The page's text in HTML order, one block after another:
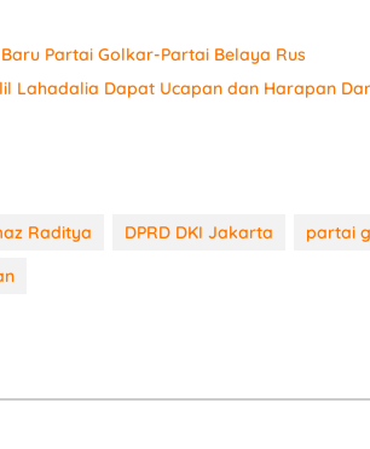
Partai Golkar-Partai Belaya Rus
Lahadalia Dapat Ucapan dan Harapan
Raditya DPRD DKI Jakarta
partai